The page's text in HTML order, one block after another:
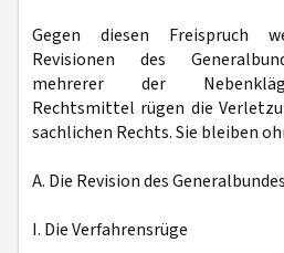
Gegen diesen Freispruch
Revisionen des
mehrerer der
Rechtsmittel rügen die
sachlichen Rechts. Sie bleiben
A. Die Revision des
I. Die Verfahrensrüge